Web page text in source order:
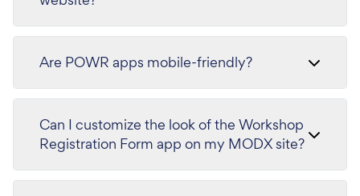
Are POWR apps mobile-friendly?
Can I customize the look of the Workshop
Registration Form app on my MODX site?